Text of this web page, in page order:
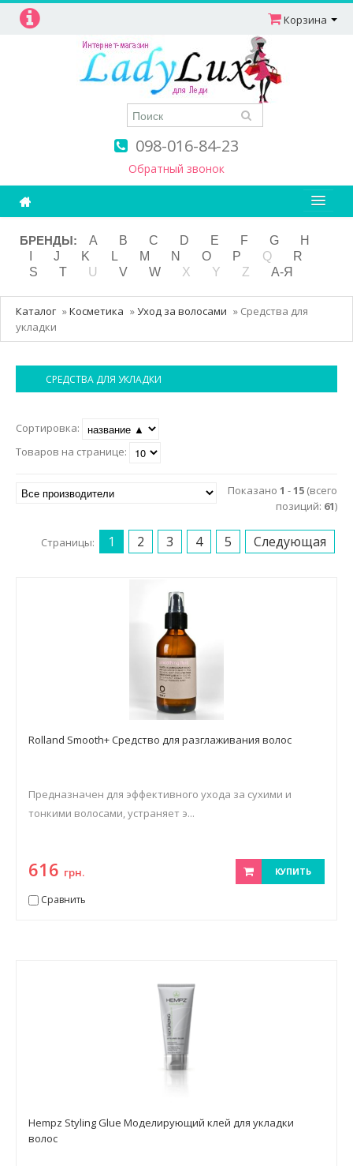
098-016-84-23
Обратный звонок
Корзина
Ароматерапия
Витамины
Детям и мамам
Косметика
Похудение
БРЕНДЫ: A B C D E F G
H
J K L M N O P Q
R
S
T U V W X Y Z А-Я
Каталог »Косметика »Уход за волосами » Средства для
укладки
СРЕДСТВА ДЛЯ УКЛАДКИ
Сортировка:
Товаров на странице:
Показано 1 -15 (всего
позиций: 61)
Страницы: 1 2 3 4 5 Следующая
Rolland Smooth+ Средство для разглаживания волос
Предназначен для эффективного ухода за сухими и
тонкими волосами, устраняет э...
616 грн. КУПИТЬ
Сравнить
Hempz Styling Glue Моделирующий клей для укладки
волос